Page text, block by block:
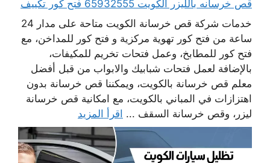
قص خرسانه بالليزر الكويت 65932555 فتح كور تكييف
خدمات شركة قص خرسانة الكويت متاحة على مدار 24
ساعة من فتح كور تهوية مركزية و فتح كور للمداخن، مع
فتح كور للمطابخ، وعمل فتحات تخريم للمكيفات،
بالإضافة لعمل فتحات شبابيك والابواب من قبل أفضل
معلم قص خرسانة بالكويت، ويمكننا قص خرسانة بدون
اهتزازات في المباني بالكويت، مع امكانية قص خرسانة
ليزر، وقص خرسانة السقف ... اقرأ المزيد